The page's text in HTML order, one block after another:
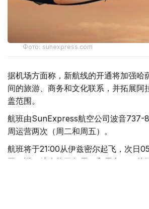
Фото: sunexpress.com
据机场方面称，新航线的开通将加强哈
间的旅游、商务和文化联系，并拓展阿
盖范围。
航班由SunExpress航空公司波音737-
周运营两次（周二和周五）。
航班将于21:00从伊兹密尔起飞，次日
图。返程航班将于每周三和周六6:25从